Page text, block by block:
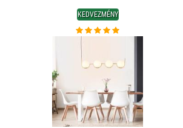
KEDVEZMÉNY